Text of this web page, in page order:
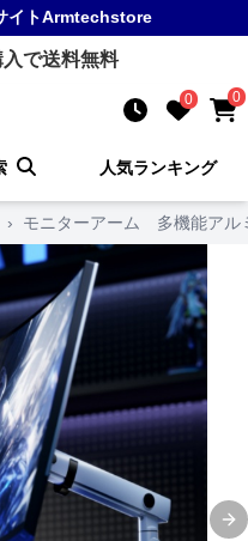
イトArmtechstore
で送料無料
0 0
人気ランキング
› モニターアーム 多機能アル